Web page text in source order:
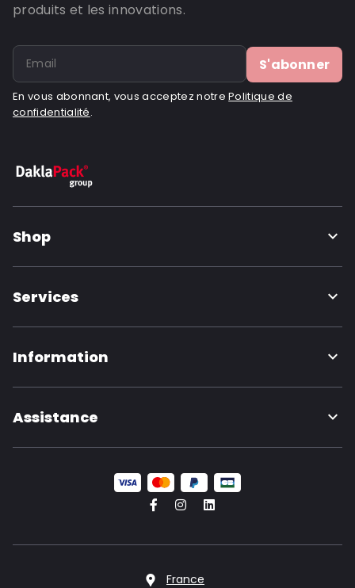
Gousset inférieur: 55
ID de commande: 845V
produits et les innovations.
S'abonner
En vous abonnant, vous acceptez notrePolitique de
confidentialité.
Shop
Services
Information
Assistance
France